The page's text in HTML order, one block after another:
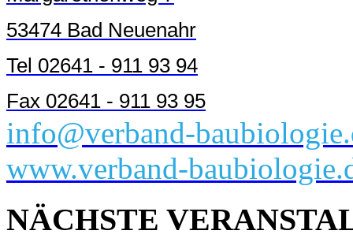
53474 Bad Neuenahr
Tel 02641 - 911 93 94
Fax 02641 - 911 93 95
info@verband-
www.verband-
NÄCHSTE